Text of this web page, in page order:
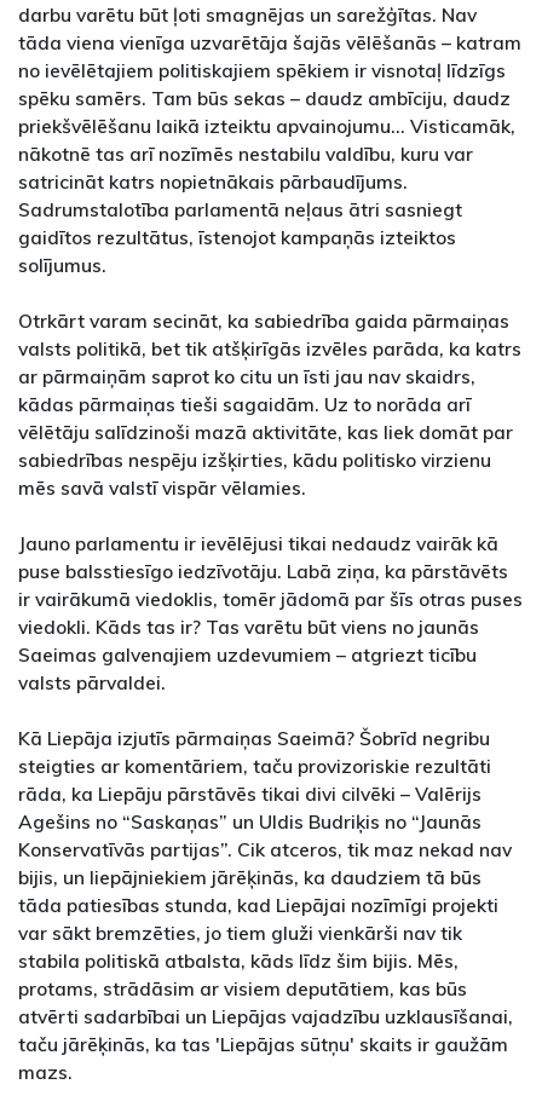
darbu varētu būt ļoti smagnējas un sarežģītas. Nav
tāda viena vienīga uzvarētāja šajās vēlēšanās – katram
no ievēlētajiem politiskajiem spēkiem ir visnotaļ līdzīgs
spēku samērs. Tam būs sekas – daudz ambīciju, daudz
priekšvēlēšanu laikā izteiktu apvainojumu… Visticamāk,
nākotnē tas arī nozīmēs nestabilu valdību, kuru var
satricināt katrs nopietnākais pārbaudījums.
Sadrumstalotība parlamentā neļaus ātri sasniegt
gaidītos rezultātus, īstenojot kampaņās izteiktos
solījumus.
Otrkārt varam secināt, ka sabiedrība gaida pārmaiņas
valsts politikā, bet tik atšķirīgās izvēles parāda, ka katrs
ar pārmaiņām saprot ko citu un īsti jau nav skaidrs,
kādas pārmaiņas tieši sagaidām. Uz to norāda arī
vēlētāju salīdzinoši mazā aktivitāte, kas liek domāt par
sabiedrības nespēju izšķirties, kādu politisko virzienu
mēs savā valstī vispār vēlamies.
Jauno parlamentu ir ievēlējusi tikai nedaudz vairāk kā
puse balsstiesīgo iedzīvotāju. Labā ziņa, ka pārstāvēts
ir vairākumā viedoklis, tomēr jādomā par šīs otras puses
viedokli. Kāds tas ir? Tas varētu būt viens no jaunās
Saeimas galvenajiem uzdevumiem – atgriezt ticību
valsts pārvaldei.
Kā Liepāja izjutīs pārmaiņas Saeimā? Šobrīd negribu
steigties ar komentāriem, taču provizoriskie rezultāti
rāda, ka Liepāju pārstāvēs tikai divi cilvēki – Valērijs
Agešins no “Saskaņas” un Uldis Budriķis no “Jaunās
Konservatīvās partijas”. Cik atceros, tik maz nekad nav
bijis, un liepājniekiem jārēķinās, ka daudziem tā būs
tāda patiesības stunda, kad Liepājai nozīmīgi projekti
var sākt bremzēties, jo tiem gluži vienkārši nav tik
stabila politiskā atbalsta, kāds līdz šim bijis. Mēs,
protams, strādāsim ar visiem deputātiem, kas būs
atvērti sadarbībai un Liepājas vajadzību uzklausīšanai,
taču jārēķinās, ka tas 'Liepājas sūtņu' skaits ir gaužām
mazs.